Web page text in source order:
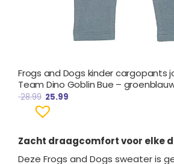
Frogs and Dogs kinder cargopants
Team Dino Goblin Bue –
28.99 25.99
Zacht draagcomfort voor elke
Deze Frogs and Dogs sweater is